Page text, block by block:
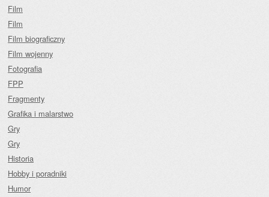
Film
Film
Film biograficzny
Film wojenny
Fotografia
FPP
Fragmenty
Grafika i malarstwo
Gry
Gry
Historia
Hobby i poradniki
Humor